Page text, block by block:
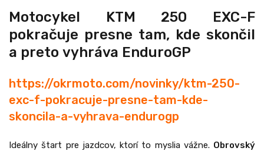
Motocykel KTM 250 EXC-F
pokračuje presne tam, kde skončil
a preto vyhráva EnduroGP
https://okrmoto.com/novinky/ktm-250-
exc-f-pokracuje-presne-tam-kde-
skoncila-a-vyhrava-endurogp
Ideálny štart pre jazdcov, ktorí to myslia vážne. Obrovský